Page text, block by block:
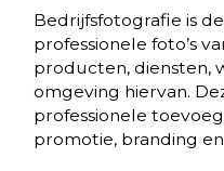
Bedrijfsfotografie is
professionele foto’s
producten, diensten,
omgeving hiervan.
professionele
promotie, branding